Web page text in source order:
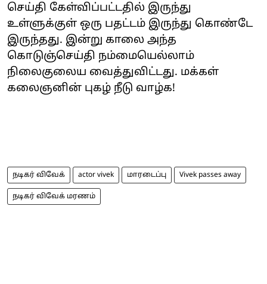
செய்தி கேள்விப்பட்டதில் இருந்து
உள்ளுக்குள் ஒரு பதட்டம் இருந்து கொண்டே
இருந்தது. இன்று காலை அந்த
கொடுஞ்செய்தி நம்மையெல்லாம்
நிலைகுலைய வைத்துவிட்டது. மக்கள்
கலைஞனின் புகழ் நீடு வாழ்க!
நடிகர் விவேக் actor vivek மாரடைப்பு Vivek passes away
நடிகர் விவேக் மரணம்